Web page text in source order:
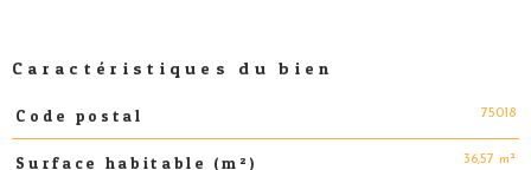
Caractéristiques du bien
Caractéristiques Valeurs
Code postal 75018
Surface habitable (m²) 36,57 m²